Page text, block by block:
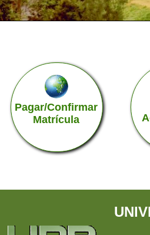
Pagar/Confirmar
Matrícula